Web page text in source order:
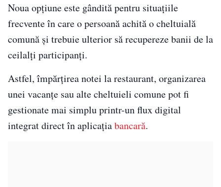
Noua opțiune este gândită pentru situațiile
frecvente în care o persoană achită o cheltuială
comună și trebuie ulterior să recupereze banii de la
ceilalți participanți.
Astfel, împărțirea notei la restaurant, organizarea
unei vacanțe sau alte cheltuieli comune pot fi
gestionate mai simplu printr-un flux digital
integrat direct în aplicațiabancară.